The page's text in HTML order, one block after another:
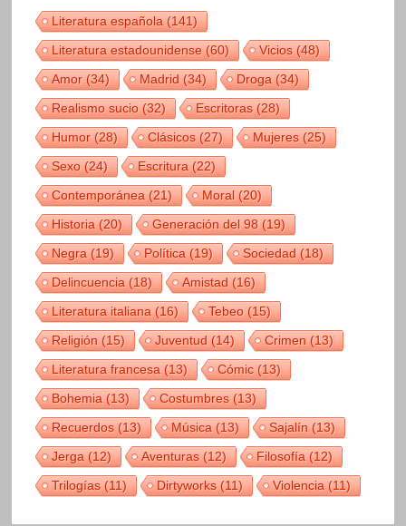
Literatura española(141)
Literatura estadounidense(60) Vicios(48)
Amor(34) Madrid(34) Droga(34)
Realismo sucio(32) Escritoras(28)
Humor(28) Clásicos(27) Mujeres(25)
Sexo(24) Escritura(22)
Contemporánea(21) Moral(20)
Historia(20) Generación del 98(19)
Negra(19) Política(19) Sociedad(18)
Delincuencia(18) Amistad(16)
Literatura italiana(16) Tebeo(15)
Religión(15) Juventud(14) Crimen(13)
Literatura francesa(13) Cómic(13)
Bohemia(13) Costumbres(13)
Recuerdos(13) Música(13) Sajalín(13)
Jerga(12) Aventuras(12) Filosofía(12)
Trilogías(11) Dirtyworks(11) Violencia(11)